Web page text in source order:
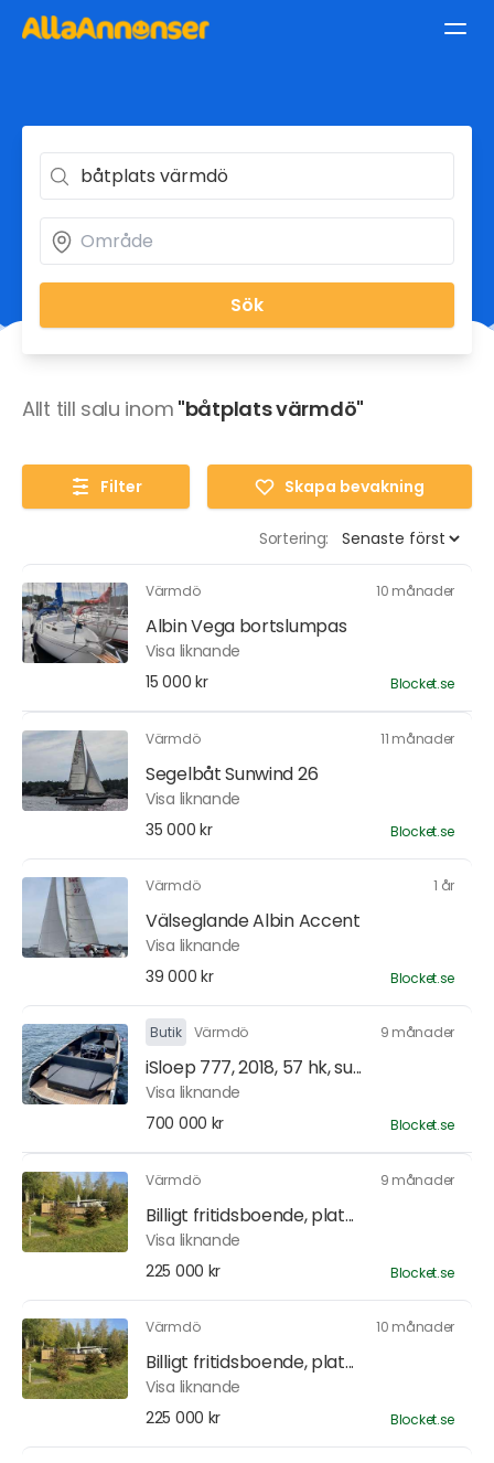
Sök
Allt till salu inom "båtplats värmdö"
Filter Skapa bevakning
Sortering:
Värmdö 10 månader
Albin Vega bortslumpas
Visa liknande
15 000 kr
Blocket.se
Värmdö 11 månader
Segelbåt Sunwind 26
Visa liknande
35 000 kr
Blocket.se
Värmdö 1 år
Välseglande Albin Accent
Visa liknande
39 000 kr
Blocket.se
Butik Värmdö 9 månader
iSloep 777, 2018, 57 hk, su...
Visa liknande
700 000 kr
Blocket.se
Värmdö 9 månader
Billigt fritidsboende, plat...
Visa liknande
225 000 kr
Blocket.se
Värmdö 10 månader
Billigt fritidsboende, plat...
Visa liknande
225 000 kr
Blocket.se